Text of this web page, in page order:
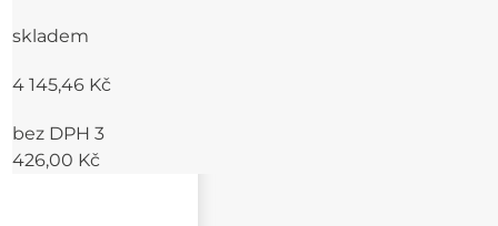
skladem
4 145,46 Kč
bez DPH 3
426,00 Kč